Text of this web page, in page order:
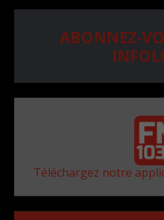
ABONNEZ-
Téléchargez notre